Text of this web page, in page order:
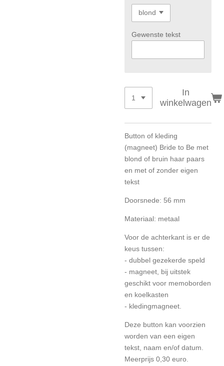
Gewenste tekst
In
winkelwagen
Button of kleding
(magneet) Bride to Be met
blond of bruin haar paars
en met of zonder eigen
tekst
Doorsnede: 56 mm
Materiaal: metaal
Voor de achterkant is er de
keus tussen:
- dubbel gezekerde speld
- magneet, bij uitstek
geschikt voor memoborden
en koelkasten
- kledingmagneet.
Deze button kan voorzien
worden van een eigen
tekst, naam en/of datum.
Meerprijs 0,30 euro.